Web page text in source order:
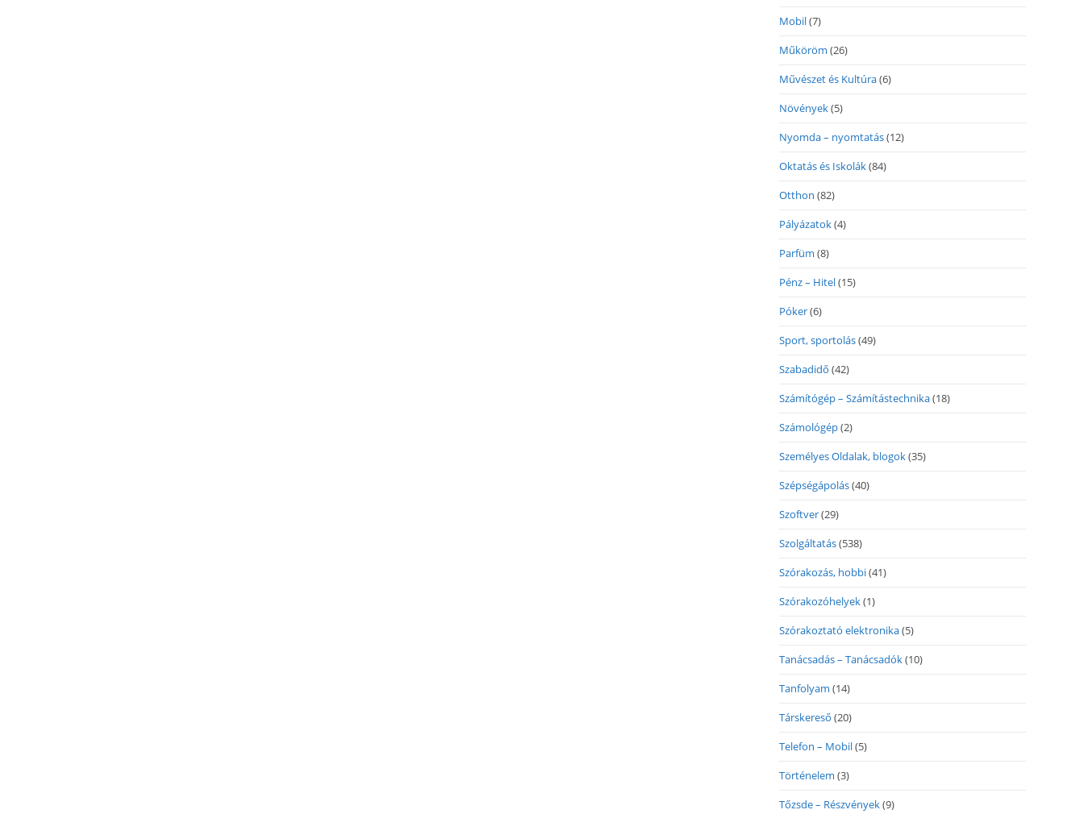
Mobil(7)
Műköröm (26)
Művészet és Kultúra(6)
Növények(5)
Nyomda – nyomtatás(12)
Oktatás és Iskolák(84)
Otthon (82)
Pályázatok(4)
Parfüm (8)
Pénz – Hitel(15)
Póker(6)
Sport, sportolás(49)
Szabadidő (42)
Számítógép – Számítástechnika(18)
Számológép(2)
Személyes Oldalak, blogok(35)
Szépségápolás(40)
Szoftver(29)
Szolgáltatás(538)
Szórakozás, hobbi(41)
Szórakozóhelyek(1)
Szórakoztató elektronika(5)
Tanácsadás – Tanácsadók(10)
Tanfolyam (14)
Társkereső (20)
Telefon – Mobil(5)
Történelem (3)
Tőzsde – Részvények(9)